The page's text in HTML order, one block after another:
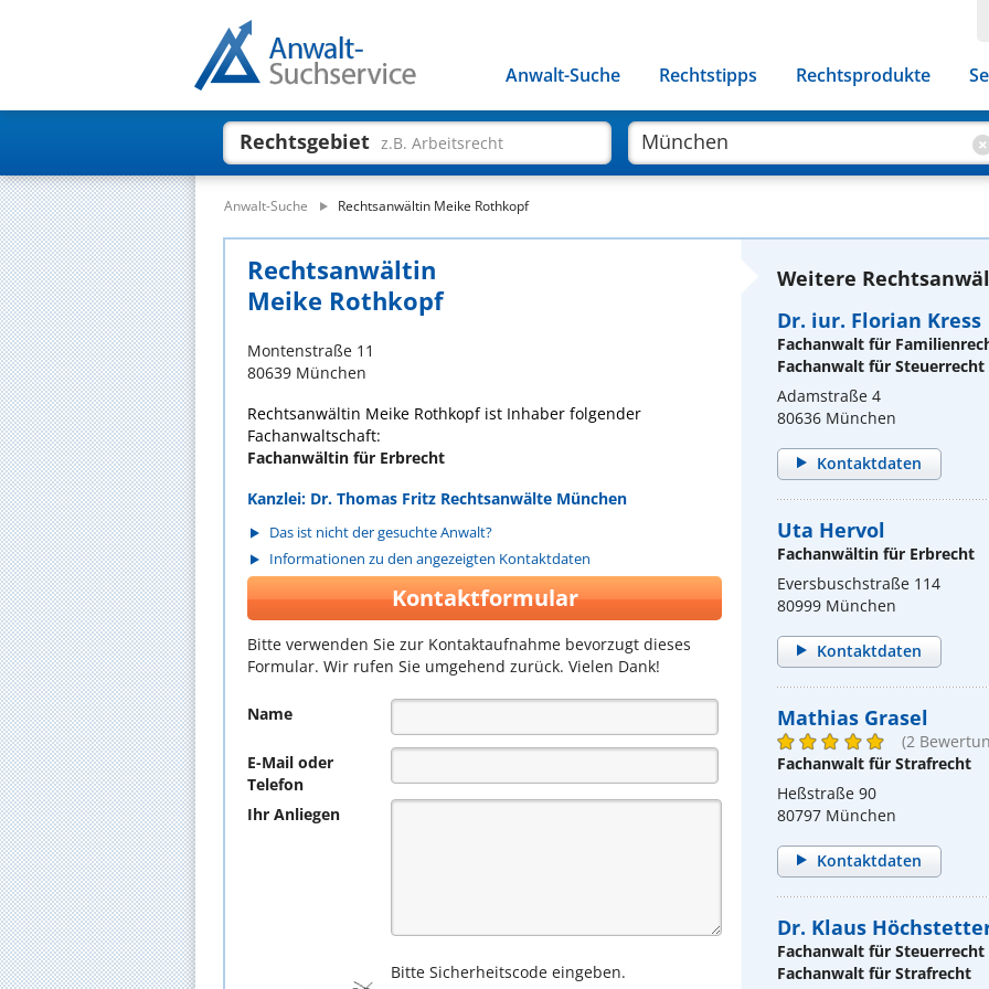
Anwalt-Suche Rechtstipps Rechtsprodukte
Rechtsgebiet z.B. Arbeitsrecht
Anwalt-Suche Rechtsanwältin Meike Rothkopf
Rechtsanwältin
Meike Rothkopf
Montenstraße 11
80639 München
Rechtsanwältin Meike Rothkopf ist Inhaber folgender
Fachanwaltschaft:
Fachanwältin für Erbrecht
Kanzlei: Dr. Thomas Fritz Rechtsanwälte München
Das ist nicht der gesuchte Anwalt?
Informationen zu den angezeigten Kontaktdaten
Kontaktformular
Bitte verwenden Sie zur Kontaktaufnahme bevorzugt dieses
Formular. Wir rufen Sie umgehend zurück. Vielen Dank!
Name
E-Mail oder
Telefon
Ihr Anliegen
Bitte Sicherheitscode eingeben.
Weitere
Dr. iur. Florian Kress
Fachanwalt für
Fachanwalt für Steuerrecht
Adamstraße 4
80636 München
Kontaktdaten
Uta Hervol
Fachanwältin für Erbrecht
Eversbuschstraße 114
80999 München
Kontaktdaten
Mathias Grasel
(2
Fachanwalt für Strafrecht
Heßstraße 90
80797 München
Kontaktdaten
Dr. Klaus
Fachanwalt für Steuerrecht
Fachanwalt für Strafrecht